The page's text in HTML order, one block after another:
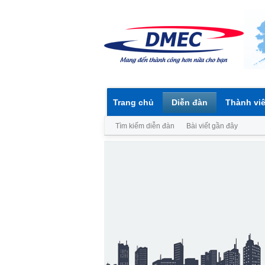
Trang chủ Diễn đàn
Tìm kiếm diễn đàn Bài viết gần đây
Thành